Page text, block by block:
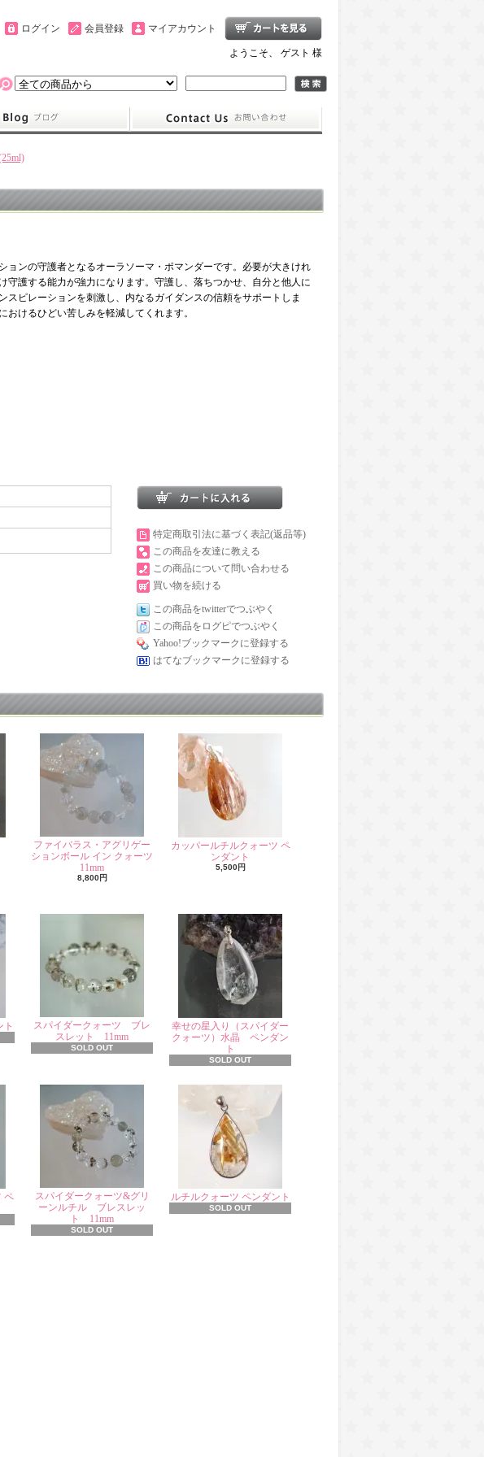
マイアカウント
会員登録
ログイン
ようこそ、 ゲスト 様
ョンの守護者となるオーラソーマ・ポマンダーです。必要が大きけれ
守護する能力が強力になります。守護し、落ちつかせ、自分と他人に
スピレーションを刺激し、内なるガイダンスの信頼をサポートしま
おけるひどい苦しみを軽減してくれます。
特定商取引法に基づく表記(返品等)
この商品を友達に教える
この商品について問い合わせる
買い物を続ける
この商品をtwitterでつぶやく
この商品をログピでつぶやく
Yahoo!ブックマークに登録する
はてなブックマークに登録する
ファイバラス・アグリゲー
ションボール イン クォーツ
11mm
8,800円
カッパールチルクォーツ ペ
ンダント
5,500円
ト
スパイダークォーツ ブレ
スレット 11mm
SOLD OUT
幸せの星入り（スパイダー
クォーツ）水晶 ペンダン
ト
SOLD OUT
ペ
スパイダークォーツ&グリ
ーンルチル ブレスレッ
ト 11mm
SOLD OUT
ルチルクォーツ ペンダント
SOLD OUT